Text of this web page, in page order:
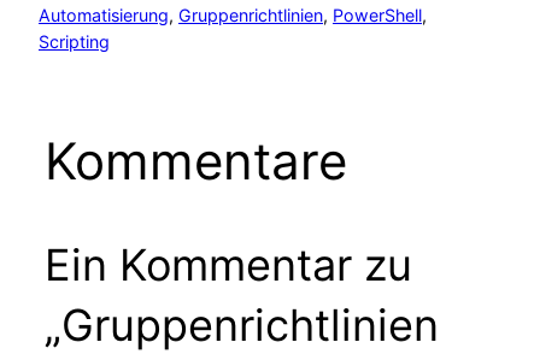
Automatisierung, Gruppenrichtlinien, PowerShell
Scripting
Kommentare
Ein Kommentar zu
„Gruppenrichtlinien